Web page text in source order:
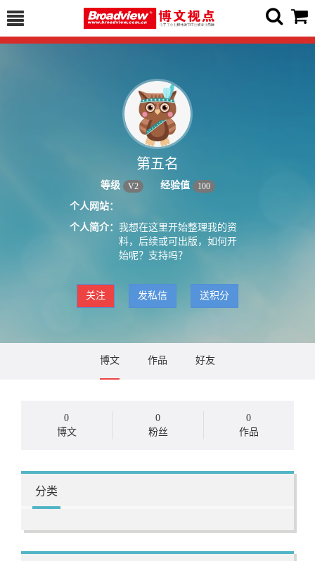
第五名
等级 V2 经验值 100
个人网站：
个人简介： 我想在这里开始整理我的资
料，后续或可出版，如何开
始呢？支持吗？
关注 发私信 送积分
博文 作品 好友
0
博文
0
粉丝
0
作品
分类